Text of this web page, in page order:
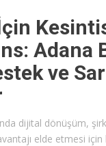
Adana
ve
dijital dönüşüm,
elde etmesi